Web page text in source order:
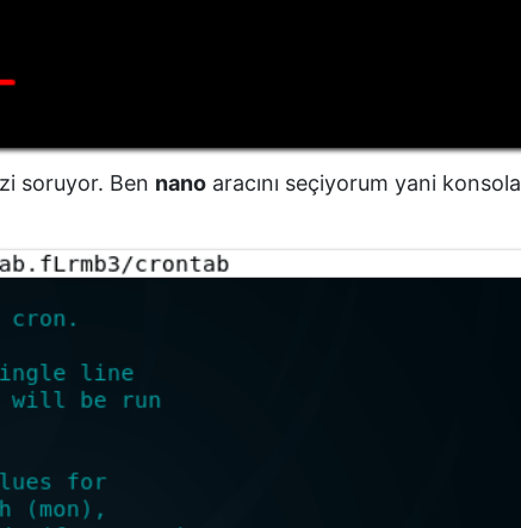
soruyor. Ben nano aracını seçiyorum yani konsola